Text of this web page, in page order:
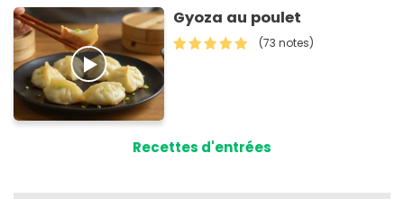
Gyoza au poulet
(73 notes)
Recettes d'entrées